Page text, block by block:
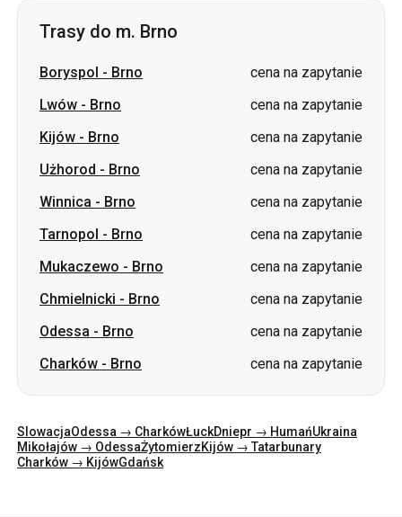
Kijów- Brno
Użhorod-Brno
cena na zapytanie
Winnica-Brno
cena na zapytanie
Tarnopol-Brno
cena na zapytanie
Mukaczewo-Brno
cena na zapytanie
Chmielnicki-Brno
cena na zapytanie
Odessa-Brno
cena na zapytanie
Charków-Brno cena na zapytanie
SlowacjaOdessa → Charków Dniepr → HumańUkraina
Charków → KijówGdańsk
Kategorie